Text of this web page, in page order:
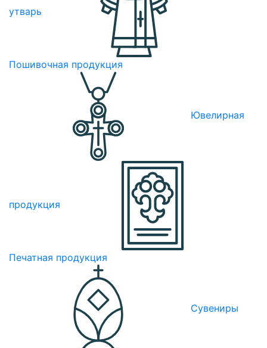
утварь
Пошивочная продукция
Ювелирная
продукция
Печатная продукция
Сувениры